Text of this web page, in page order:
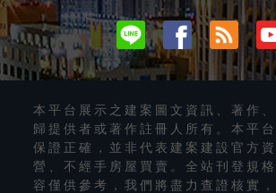
本平台展示之建案圖文資訊、著作
歸提供者或著作註冊人所有。本平
保證正確，並非代表建案建設官方
營、不經手房屋買賣。全站刊登規
容僅供參考，我們將盡力查證核實